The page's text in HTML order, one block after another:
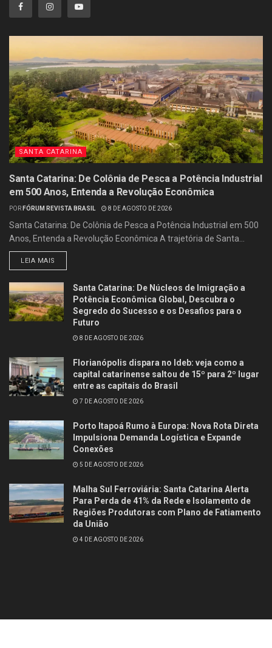
SANTA CATARINA
Santa Catarina: De Colônia de Pesca a Potência Industrial
em 500 Anos, Entenda a Revolução Econômica
POR FÓRUM REVISTA BRASIL 8 DE AGOSTO DE 2026
Santa Catarina: De Colônia de Pesca a Potência Industrial em 500
Anos, Entenda a Revolução Econômica A trajetória de Santa...
LEIA MAIS
Santa Catarina: De Núcleos de Imigração a
Potência Econômica Global, Descubra o
Segredo do Sucesso e os Desafios para o
Futuro
8 DE AGOSTO DE 2026
Florianópolis dispara no Ideb: veja como a
capital catarinense saltou de 15º para 2º lugar
entre as capitais do Brasil
7 DE AGOSTO DE 2026
Porto Itapoá Rumo à Europa: Nova Rota Direta
Impulsiona Demanda Logística e Expande
Conexões
5 DE AGOSTO DE 2026
Malha Sul Ferroviária: Santa Catarina Alerta
Para Perda de 41% da Rede e Isolamento de
Regiões Produtoras com Plano de Fatiamento
da União
4 DE AGOSTO DE 2026